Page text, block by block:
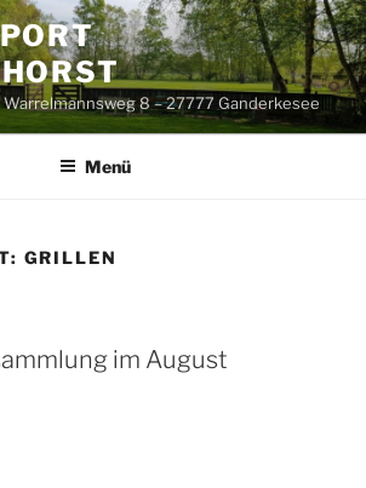
8 – 27777 Ganderkesee
Menü
GRILLEN
im August